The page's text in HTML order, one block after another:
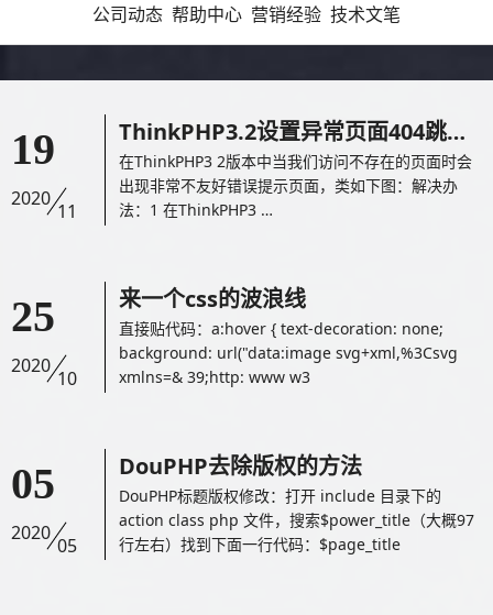
公司动态 帮助中心 营销经验 技术文笔
19
2020
11
ThinkPHP3.2设置异常页面404跳转页面
在ThinkPHP3 2版本中当我们访问不存在的页面时会
出现非常不友好错误提示页面，类如下图：解决办
法：1 在ThinkPHP3 …
25
2020
10
来一个css的波浪线
直接贴代码：a:hover { text-decoration: none;
background: url("data:image svg+xml,%3Csvg
xmlns=& 39;http: www w3
05
2020
05
DouPHP去除版权的方法
DouPHP标题版权修改：打开 include 目录下的
action class php 文件，搜索$power_title（大概97
行左右）找到下面一行代码：$page_title